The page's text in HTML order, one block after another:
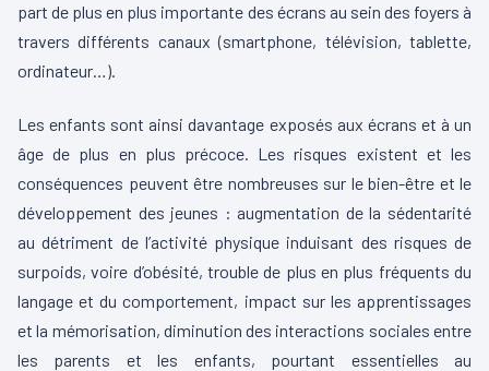
part de plus en plus importante des écrans au sein des foyers à
travers différents canaux (smartphone, télévision, tablette,
ordinateur…).
Les enfants sont ainsi davantage exposés aux écrans et à un
âge de plus en plus précoce. Les risques existent et les
conséquences peuvent être nombreuses sur le bien-être et le
développement des jeunes : augmentation de la sédentarité
au détriment de l’activité physique induisant des risques de
surpoids, voire d’obésité, trouble de plus en plus fréquents du
langage et du comportement, impact sur les apprentissages
et la mémorisation, diminution des interactions sociales entre
les parents et les enfants, pourtant essentielles au